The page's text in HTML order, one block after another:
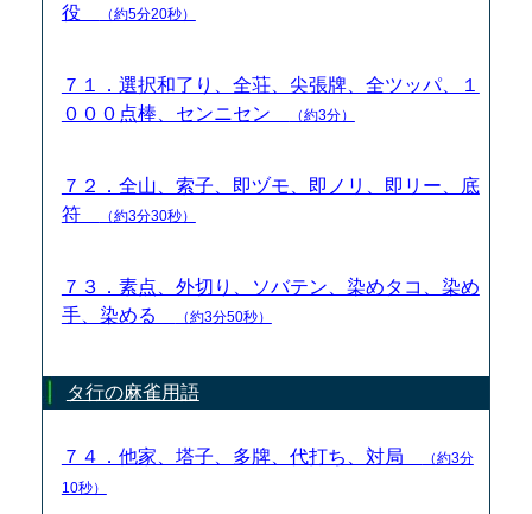
役
（約5分20秒）
７１．選択和了り、全荘、尖張牌、全ツッパ、１
０００点棒、センニセン
（約3分）
７２．全山、索子、即ヅモ、即ノリ、即リー、底
符
（約3分30秒）
７３．素点、外切り、ソバテン、染めタコ、染め
手、染める
（約3分50秒）
タ行の麻雀用語
７４．他家、塔子、多牌、代打ち、対局
（約3分
10秒）